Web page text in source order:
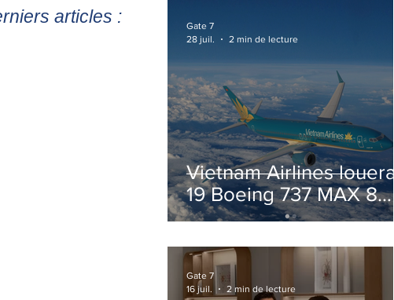
articles :
Vietnam Airlines louera
19 Boeing 737 MAX 8
pour accélérer la
flotte
Gate 7
28 juil.
2 min de lecture
Gate 7
16 juil.
2 min de lecture